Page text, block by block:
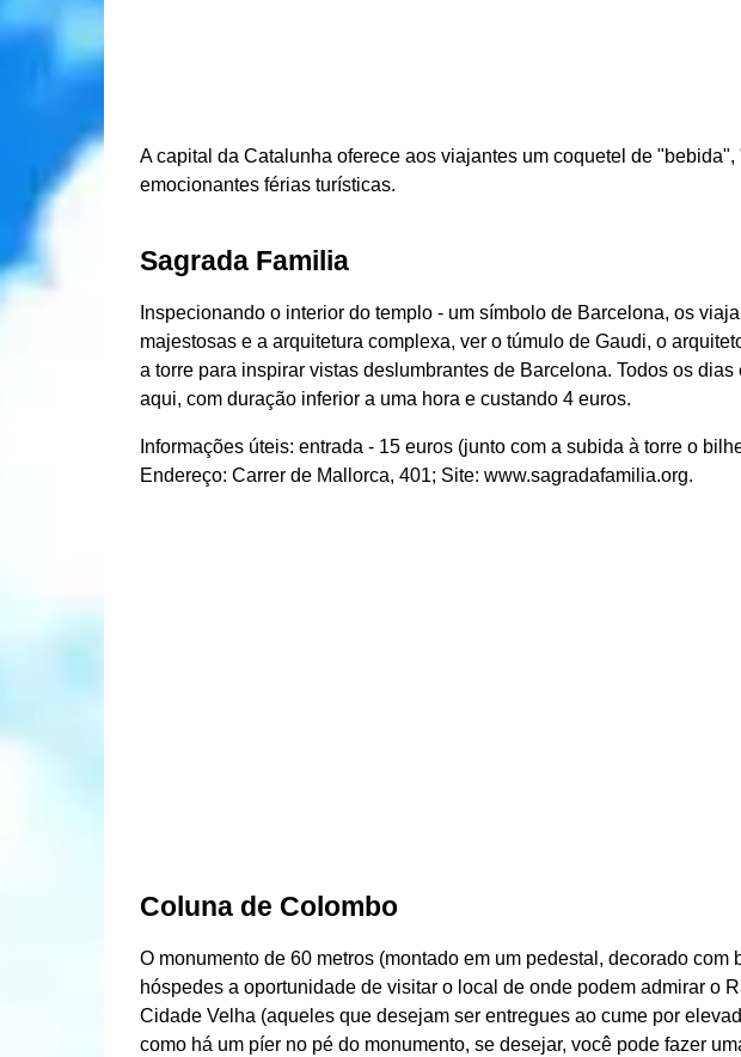
A capital da Catalunha oferece aos viajantes um coquetel de
emocionantes férias turísticas.
Sagrada Familia
Inspecionando o interior do templo - um símbolo de Barcelona, ​​os
majestosas e a arquitetura complexa, ver o túmulo de Gaudi, o
a torre para inspirar vistas deslumbrantes de Barcelona. Todos os
aqui, com duração inferior a uma hora e custando 4 euros.
Informações úteis: entrada - 15 euros (junto com a subida à torre o
Endereço: Carrer de Mallorca, 401; Site: www.sagradafamilia.org.
Coluna de Colombo
O monumento de 60 metros (montado em um pedestal, decorado com
hóspedes a oportunidade de visitar o local de onde podem admirar o
Cidade Velha (aqueles que desejam ser entregues ao cume por
como há um píer no pé do monumento, se desejar, você pode fazer